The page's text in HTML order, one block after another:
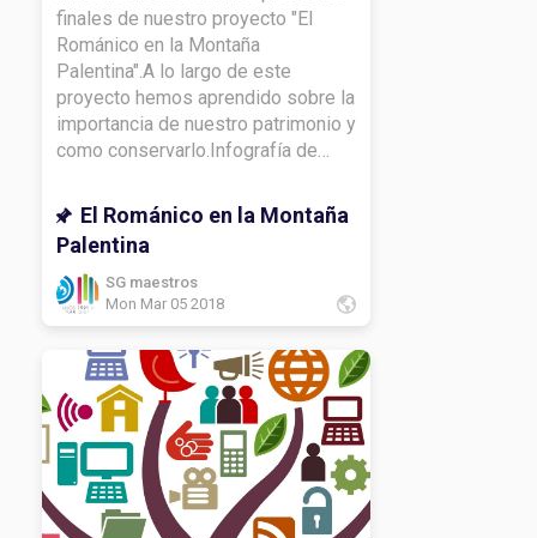
finales de nuestro proyecto "El
Románico en la Montaña
Palentina".A lo largo de este
proyecto hemos aprendido sobre la
importancia de nuestro patrimonio y
como conservarlo.Infografía de
lengua y vídeo.Infografía de
CCSS.Mapa de
matemáticas.Infografía de
inglés.Infografía de CCNN.Lema de
francés.DIARIO DE APRENDIZAJE:
proyecto?¿Qué te gustaría volver a
ver?¿Cómo has aprendido a lo largo
del proyecto?¿Qué te gustaría
conocer más sobre el
tema? Gracias por leerme.Hasta
luego.
El Románico en la Montaña
Palentina
SG maestros
Mon Mar 05 2018